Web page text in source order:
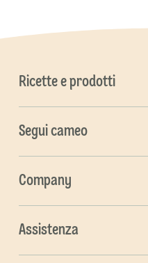
Ricette e prodotti
Segui cameo
Company
Assistenza